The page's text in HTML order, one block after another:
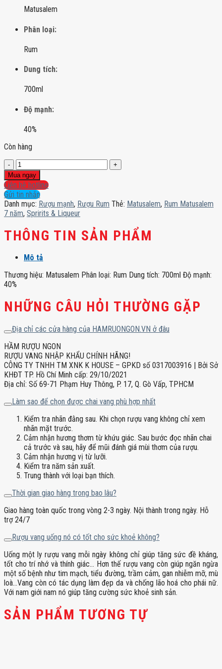
Matusalem
Phân loại:
Rum
Dung tích:
700ml
Độ mạnh:
40%
Còn hàng
Rum
Matusalem
7
năm
số
lượng
Mua ngay
Liên hệ hotline
Gửi tin nhắn
Danh mục: Rượu mạnh, Rượu Rum Thẻ: Matusalem, Rum Matusalem
7 năm, Spririts & Liqueur
THÔNG TIN SẢN PHẨM
Mô tả
Thương hiệu: Matusalem Phân loại: Rum Dung tích: 700ml Độ mạnh:
40%
NHỮNG CÂU HỎI THƯỜNG GẶP
Địa chỉ các cửa hàng của HAMRUONGON.VN ở đâu
HẦM RƯỢU NGON
RƯỢU VANG NHẬP KHẨU CHÍNH HÃNG!
CÔNG TY TNHH TM XNK K HOUSE – GPKD số 0317003916 | Bởi Sở
KHĐT TP. Hồ Chí Minh cấp: 29/10/2021
Địa chỉ: Số 69-71 Phạm Huy Thông, P. 17, Q. Gò Vấp, TPHCM
Làm sao để chọn được chai vang phù hợp nhất
Kiểm tra nhãn đằng sau. Khi chọn rượu vang không chỉ xem
nhãn mặt trước.
Cảm nhận hương thơm từ khứu giác. Sau bước đọc nhãn chai
cả trước và sau, hãy để mũi đánh giá mùi thơm của rượu.
Cảm nhận hương vị từ lưỡi.
Kiểm tra năm sản xuất.
Trung thành với loại bạn thích.
Thời gian giao hàng trong bao lâu?
Giao hàng toàn quốc trong vòng 2-3 ngày. Nội thành trong ngày. Hỗ
trợ 24/7
Rượu vang uống nó có tốt cho sức khoẻ không?
Uống một ly rượu vang mỗi ngày không chỉ giúp tăng sức đề kháng,
tốt cho trí nhớ và thính giác… Hơn thế rượu vang còn giúp ngăn ngừa
một số bệnh như tim mạch, tiểu đường, trầm cảm, gan nhiễm mỡ, mù
loà…Vang còn có tác dụng làm đẹp da và chống lão hoá cho phái nữ.
Với nam giới nam nó giúp tăng cường sức khoẻ sinh sản.
SẢN PHẨM TƯƠNG TỰ